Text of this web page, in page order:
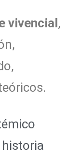
vivencial,
historia